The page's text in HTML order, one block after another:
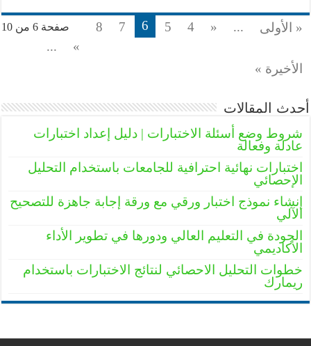
صفحة 6 من 10 « الأولى ...
«
4
5
6
7
8
»
...
الأخيرة »
أحدث المقالات
شروط وضع أسئلة الاختبارات | دليل إعداد اختبارات
عادلة وفعالة
اختبارات نهائية احترافية للجامعات باستخدام التحليل
الإحصائي
إنشاء نموذج اختبار ورقي مع ورقة إجابة جاهزة للتصحيح
الآلي
الجودة في التعليم العالي ودورها في تطوير الأداء
الأكاديمي
خطوات التحليل الاحصائي لنتائج الاختبارات باستخدام
ريمارك